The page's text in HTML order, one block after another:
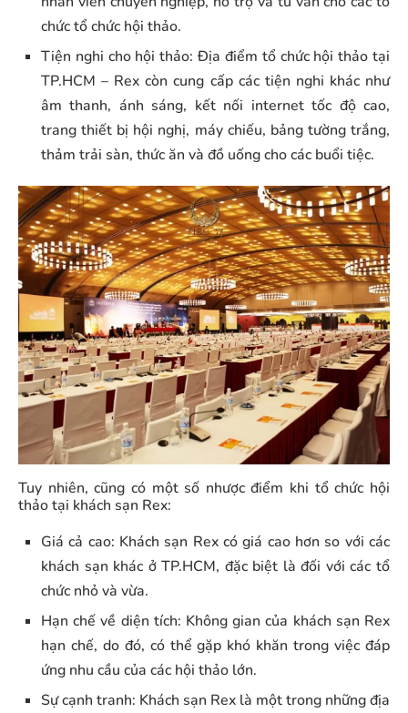
chức tổ chức hội thảo.
Tiện nghi cho hội thảo: Địa điểm tổ chức hội thảo tại
TP.HCM – Rex còn cung cấp các tiện nghi khác như
âm thanh, ánh sáng, kết nối internet tốc độ cao,
trang thiết bị hội nghị, máy chiếu, bảng tường trắng,
thảm trải sàn, thức ăn và đồ uống cho các buổi tiệc.
Tuy nhiên, cũng có một số nhược điểm khi tổ chức hội
thảo tại khách sạn Rex:
Giá cả cao: Khách sạn Rex có giá cao hơn so với các
khách sạn khác ở TP.HCM, đặc biệt là đối với các tổ
chức nhỏ và vừa.
Hạn chế về diện tích: Không gian của khách sạn Rex
hạn chế, do đó, có thể gặp khó khăn trong việc đáp
ứng nhu cầu của các hội thảo lớn.
Sự cạnh tranh: Khách sạn Rex là một trong những địa